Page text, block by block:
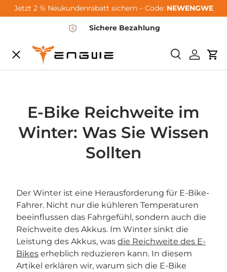
Passer au contenu
Jetzt 2 % Neukundenrabatt sichern – Code: NEWENGWE
Sichere Bezahlung
Recherche
Se
Menu
City-Sale
E-Bikes
Support
E-Bike Reichweite im
Winter: Was Sie Wissen
Sollten
Der Winter ist eine Herausforderung für E-Bike-
Fahrer. Nicht nur die kühleren Temperaturen
beeinflussen das Fahrgefühl, sondern auch die
Reichweite des Akkus. Im Winter sinkt die
Leistung des Akkus, was die Reichweite des E-
Bikes erheblich reduzieren kann. In diesem
Artikel erklären wir, warum sich die E-Bike